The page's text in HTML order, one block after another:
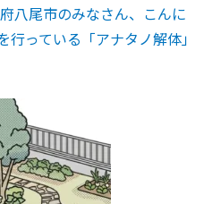
八尾市のみなさん、こんに
っている「アナタノ解体」